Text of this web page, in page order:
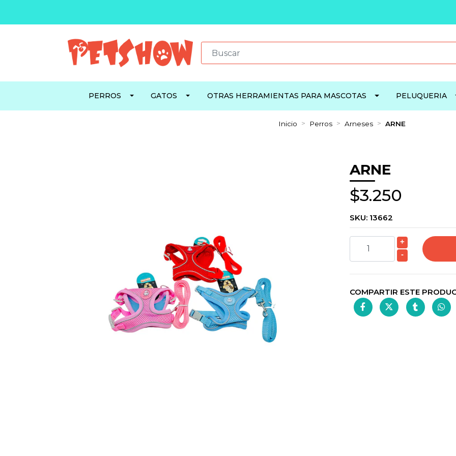
PERROS GATOS OTRAS HERRAMIENTAS PARA MASCOTAS PELUQUERIA
Inicio Perros Arneses ARNE
ARNE
$3.250
SKU: 13662
+
-
COMPARTIR ESTE